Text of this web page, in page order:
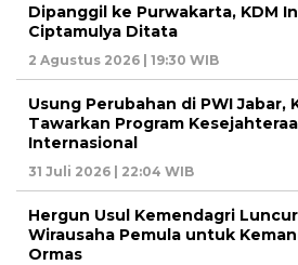
Dipanggil ke Purwakarta, KDM
Ciptamulya Ditata
2 Agustus 2026 | 19:30 WIB
Usung Perubahan di PWI Jabar,
Tawarkan Program
Internasional
31 Juli 2026 | 22:04 WIB
Hergun Usul Kemendagri
Wirausaha Pemula untuk
Ormas